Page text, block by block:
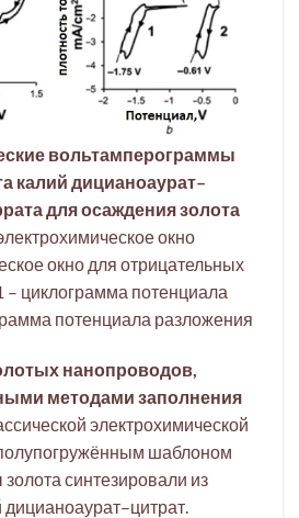
вольтамперограммы
калий дицианоаурат–
для осаждения золота
окно
окно для отрицательных
– циклограмма потенциала
потенциала разложения
нанопроводов,
методами заполнения
электрохимической
шаблоном
синтезировали из
дицианоаурат–цитрат.